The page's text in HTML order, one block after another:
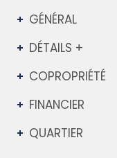
GÉNÉRAL
DÉTAILS +
COPROPRIÉTÉ
FINANCIER
QUARTIER